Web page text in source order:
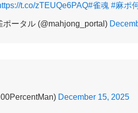
t.co/zTEUQe6PAQ#雀魂 #麻ポ
ータル (@mahjong_portal)
December 15, 2025